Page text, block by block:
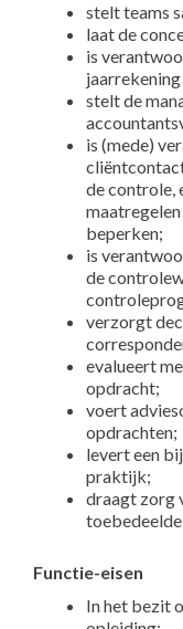
stelt teams
laat de
is
stelt de
is (mede)
de controle,
beperken;
is
de
verzorgt
evalueert
opdracht;
voert
opdrachten;
levert een
praktijk;
draagt zorg
Functie-eisen
In het bezit